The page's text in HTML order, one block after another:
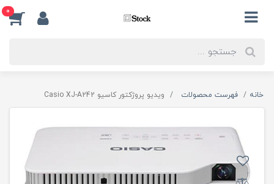
0
خانه فهرست محصولات ویدیو پروژکتور کاسیو Casio XJ-A242